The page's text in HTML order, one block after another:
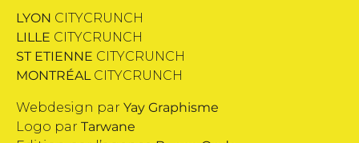
LYON CITYCRUNCH
LILLE CITYCRUNCH
ST ETIENNE CITYCRUNCH
MONTRÉAL CITYCRUNCH
Webdesign par Yay Graphisme
Logo par Tarwane